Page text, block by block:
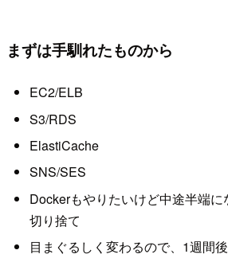
まずは手馴れたものから
EC2/ELB
S3/RDS
ElastiCache
SNS/SES
Dockerもやりたいけど中途半端
切り捨て
目まぐるしく変わるので、1週間